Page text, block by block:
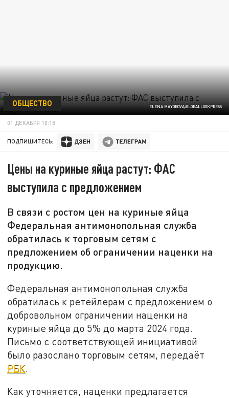
ELENA MAYOROVA/GLOBALLOOKPRESS
ОБЩЕСТВО
01 ДЕКАБРЯ 10:18
ПОДПИШИТЕСЬ:
Цены на куриные яйца растут: ФАС
выступила с предложением
В связи с ростом цен на куриные яйца
Федеральная антимонопольная служба
обратилась к торговым сетям с
предложением об ограничении наценки на
продукцию.
Федеральная антимонопольная служба
обратилась к ретейлерам с предложением о
добровольном ограничении наценки на
куриные яйца до 5% до марта 2024 года.
Письмо с соответствующей инициативой
было разослано торговым сетям, передаёт
РБК.
Как уточняется, наценки предлагается